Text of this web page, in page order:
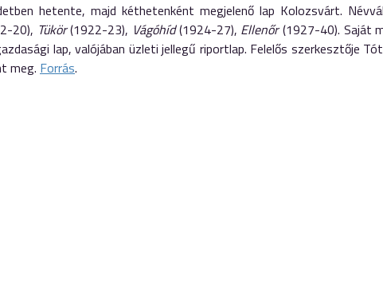
hetente, majd kéthetenként megjelenő lap Kolozsvárt.
20), Tükör(1922-23), Vágóhíd(1924-27), Ellenőr(1927-40). Saját
lap, valójában üzleti jellegű riportlap. Felelős szerkesztője
meg. Forrás.